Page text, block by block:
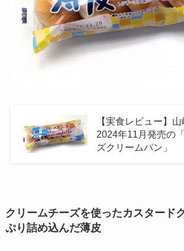
【実食レビュー】
2024年11月発売の
ズクリームパン」
クリームチーズを使ったカスタード
ぷり詰め込んだ薄皮